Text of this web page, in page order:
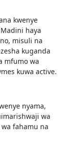
kwenye
haya
misuli na
kuganda
mfumo wa
kuwa active.
nyama,
wa
fahamu na